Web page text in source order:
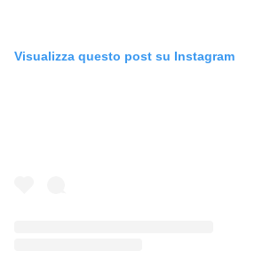
Visualizza questo post su Instagram